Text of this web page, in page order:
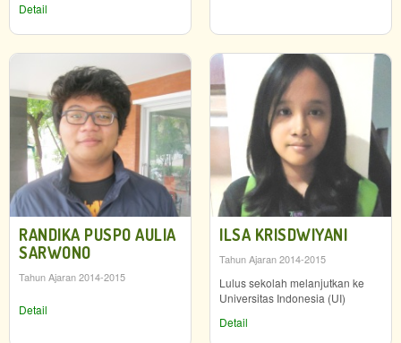
Detail
RANDIKA PUSPO AULIA
SARWONO
Tahun Ajaran 2014-2015
Detail
ILSA KRISDWIYANI
Tahun Ajaran 2014-2015
Lulus sekolah melanjutkan ke
Universitas Indonesia (UI)
Detail